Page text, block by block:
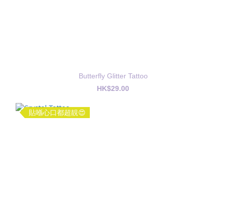
Butterfly Glitter Tattoo
HK$29.00
貼喺心口都超靚😍